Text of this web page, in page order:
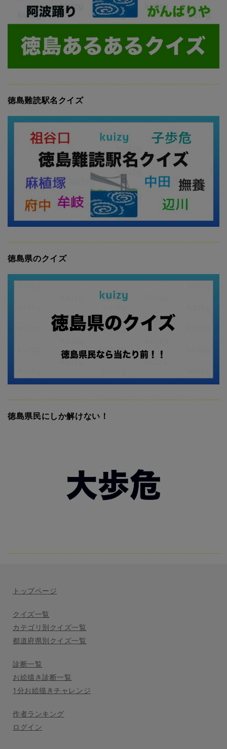
徳島難読駅名クイズ
徳島県のクイズ
徳島県民にしか解けない！
トップページ
クイズ一覧
カテゴリ別クイズ一覧
都道府県別クイズ一覧
診断一覧
お絵描き診断一覧
1分お絵描きチャレンジ
作者ランキング
ログイン